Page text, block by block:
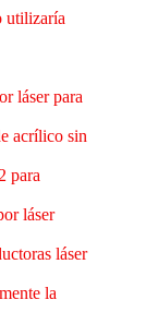
utilizaría
láser para
acrílico sin
para
láser
láser
la